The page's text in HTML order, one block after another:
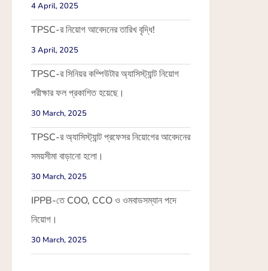
4 April, 2025
TPSC-র নিয়োগ আবেদনের তারিখ বৃদ্ধি!
3 April, 2025
TPSC-র সিনিয়র কম্পিউটার অ্যাসিস্ট্যান্ট নিয়োগ
পরীক্ষার ফল প্রকাশিত হয়েছে।
30 March, 2025
TPSC-র অ্যাসিস্ট্যান্ট প্রফেসর নিয়োগের আবেদনের
সময়সীমা বাড়ানো হলো।
30 March, 2025
IPPB-তে COO, CCO ও ওমবাডসম্যান পদে
নিয়োগ।
30 March, 2025